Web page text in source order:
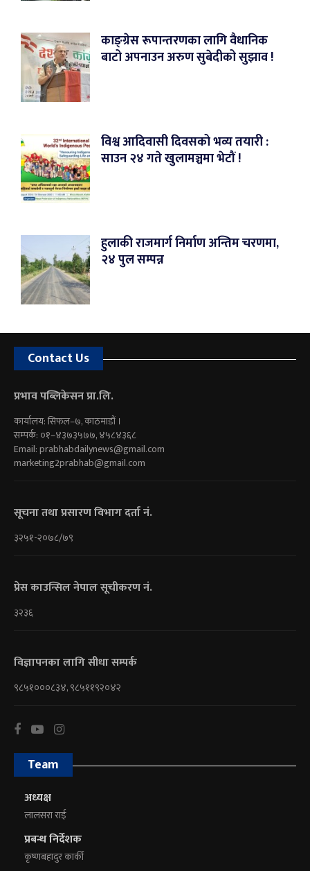
काङ्ग्रेस रूपान्तरणका लागि वैधानिक
बाटो अपनाउन अरुण सुबेदीको सुझाव !
विश्व आदिवासी दिवसको भव्य तयारी :
साउन २४ गते खुलामञ्चमा भेटौं !
हुलाकी राजमार्ग निर्माण अन्तिम चरणमा,
२४ पुल सम्पन्न
Contact Us
प्रभाव पब्लिकेसन प्रा.लि.
कार्यालय: सिफल–७, काठमाडौं ।
सम्पर्क: ०१–४३७३५७७, ४५८४३६८
Email:prabhabdailynews@gmail.com
marketing2prabhab@gmail.com
सूचना तथा प्रसारण विभाग दर्ता नं.
३२५१-२०७८/७९
प्रेस काउन्सिल नेपाल सूचीकरण नं.
३२३६
विज्ञापनका लागि सीधा सम्पर्क
९८५१०००८३४, ९८५११९२०४२
Team
अध्यक्ष
लालसरा राई
प्रबन्ध निर्देशक
कृष्णबहादुर कार्की